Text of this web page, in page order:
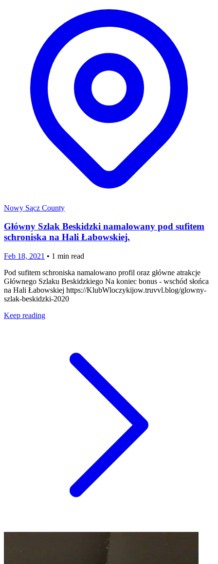
Nowy Sącz County
Główny Szlak Beskidzki namalowany pod sufitem
schroniska na Hali Łabowskiej.
Feb 18, 2021 • 1 min read
Pod sufitem schroniska namalowano profil oraz główne atrakcje
Głównego Szlaku Beskidzkiego Na koniec bonus - wschód słońca
na Hali Łabowskiej https://KlubWloczykijow.truvvl.blog/glowny-
szlak-beskidzki-2020
Keep reading